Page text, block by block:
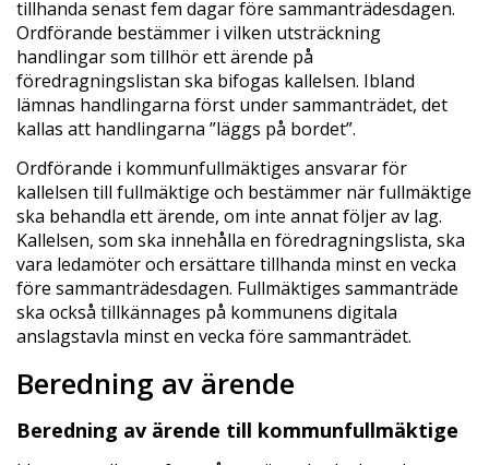
tillhanda senast fem dagar före sammanträdesdagen.
Ordförande bestämmer i vilken utsträckning
handlingar som tillhör ett ärende på
föredragningslistan ska bifogas kallelsen. Ibland
lämnas handlingarna först under sammanträdet, det
kallas att handlingarna ”läggs på bordet”.
Ordförande i kommunfullmäktiges ansvarar för
kallelsen till fullmäktige och bestämmer när fullmäktige
ska behandla ett ärende, om inte annat följer av lag.
Kallelsen, som ska innehålla en föredragningslista, ska
vara ledamöter och ersättare tillhanda minst en vecka
före sammanträdesdagen. Fullmäktiges sammanträde
ska också tillkännages på kommunens digitala
anslagstavla minst en vecka före sammanträdet.
Beredning av ärende
Beredning av ärende till kommunfullmäktige